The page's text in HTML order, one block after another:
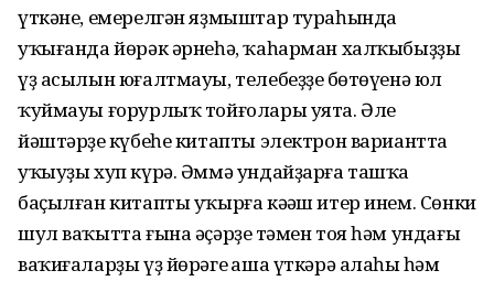
үткәне, емерелгән яҙмыштар тураһында
уҡығанда йөрәк әрнеһә, ҡаһарман халҡыбыҙҙың
үҙ асылын юғалтмауы, телебеҙҙең бөтөүенә юл
ҡуймауы ғорурлыҡ тойғолары уята. Әле
йәштәрҙең күбеһе китапты электрон вариантта
уҡыуҙы хуп күрә. Әммә ундайҙарға ташҡа
баҫылған китапты уҡырға кәңәш итер инем. Сөнки
шул ваҡытта ғына әҫәрҙең тәмен тоя һәм ундағы
ваҡиғаларҙы үҙ йөрәгең аша үткәрә алаһың һәм